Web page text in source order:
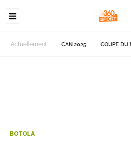
Actuellement CAN 2025 COUPE DU
BOTOLA